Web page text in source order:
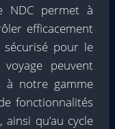
NDC permet à
efficacement
pour le
peuvent
à notre gamme
fonctionnalités
qu’au cycle